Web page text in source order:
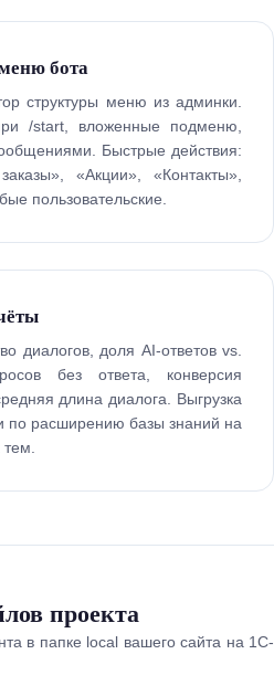
бота
структуры меню из админки.
/start, вложенные подменю,
Быстрые действия:
«Акции», «Контакты»,
пользовательские.
диалогов, доля AI-ответов vs.
без ответа, конверсия
длина диалога. Выгрузка
по расширению базы знаний на
проекта
в папке local вашего сайта на 1С-